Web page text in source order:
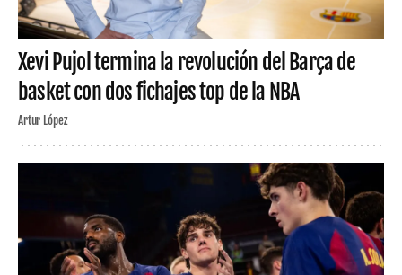
Xevi Pujol termina la revolución del Barça de
basket con dos fichajes top de la NBA
Artur López